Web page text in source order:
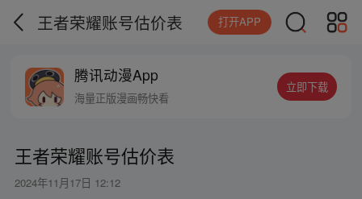
王者荣耀账号估价表 打开APP
腾讯动漫App
海量正版漫画畅快看
立即下载
王者荣耀账号估价表
2024年11月17日 12:12